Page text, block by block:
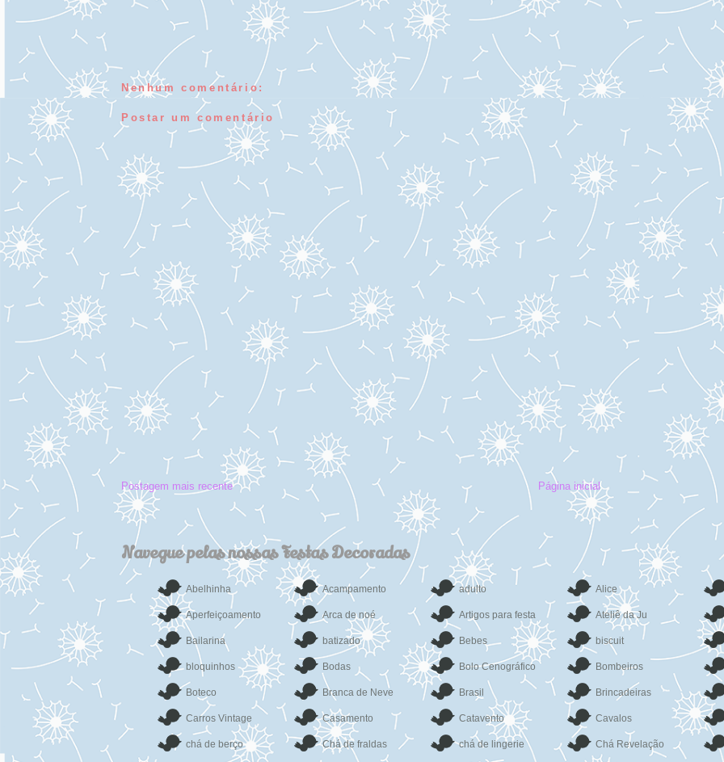
Nenhum comentário:
Postar um comentário
Postagem mais recente Página inicial
Navegue pelas nossas Festas Decoradas
Abelhinha Acampamento adulto Alice
Aperfeiçoamento Arca de noé Artigos para festa Ateliê da Ju
Bailarina batizado Bebes biscuit
bloquinhos Bodas Bolo Cenográfico Bombeiros
Boteco Branca de Neve Brasil Brincadeiras
Carros Vintage Casamento Catavento Cavalos
chá de berço Chá de fraldas chá de lingerie Chá Revelação